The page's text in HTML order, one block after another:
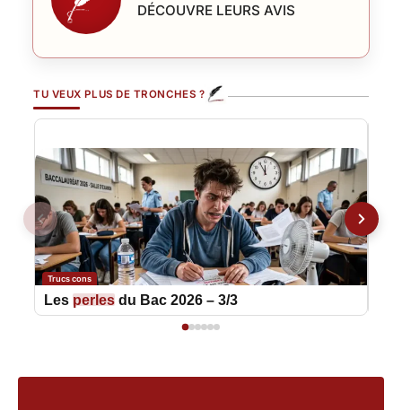
DÉCOUVRE LEURS AVIS
TU VEUX PLUS DE TRONCHES ?
Trucs cons
Les perles du Bac 2026 – 3/3